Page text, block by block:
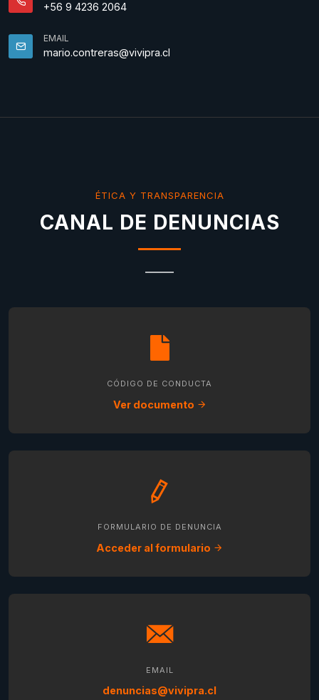
+56 9 4236 2064
EMAIL
mario.contreras@vivipra.cl
ÉTICA Y TRANSPARENCIA
CANAL DE DENUNCIAS
CÓDIGO DE CONDUCTA
Ver documento
FORMULARIO DE DENUNCIA
Acceder al formulario
EMAIL
denuncias@vivipra.cl